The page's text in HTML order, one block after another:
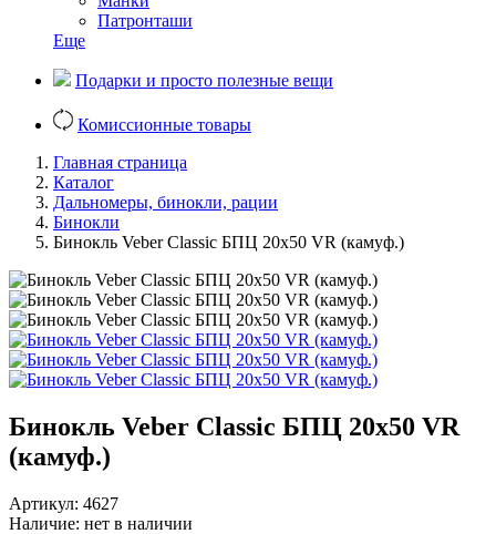
Патронташи
Еще
Подарки и просто полезные вещи
Комиссионные товары
Главная страница
Каталог
Дальномеры, бинокли, рации
Бинокли
Бинокль Veber Classic БПЦ 20х50 VR (камуф.)
Бинокль Veber Classic БПЦ 20х50 VR
(камуф.)
Артикул: 4627
Наличие: нет в наличии